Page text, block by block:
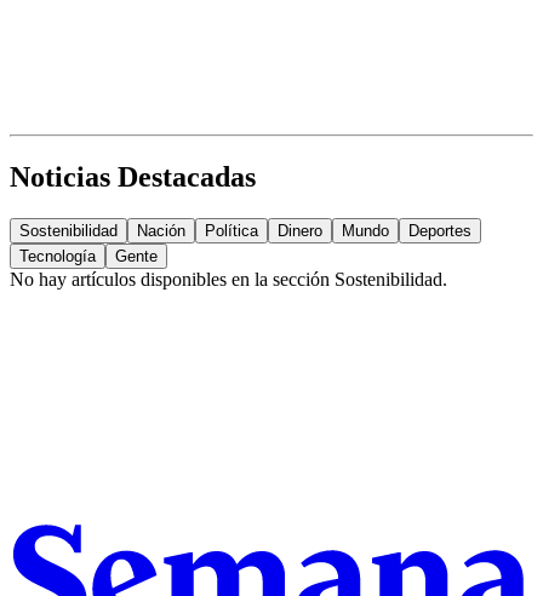
Noticias Destacadas
Sostenibilidad Nación Política Dinero Mundo
Deportes
Tecnología
Gente
No hay artículos disponibles en la sección Sostenibilidad.